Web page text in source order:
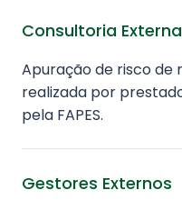
Consultoria
Apuração de risco de
realizada por
pela FAPES.
Gestores Externos